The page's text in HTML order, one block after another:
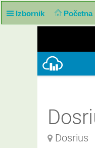
Izbornik Početna